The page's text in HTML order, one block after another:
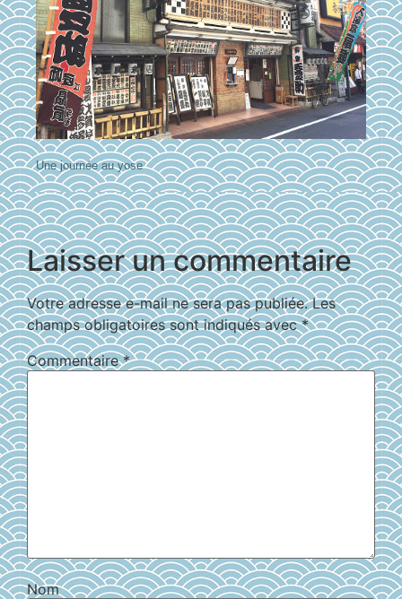
Une journée au yose
Laisser un commentaire
Votre adresse e-mail ne sera pas publiée. Les
champs obligatoires sont indiqués avec*
Commentaire*
Nom